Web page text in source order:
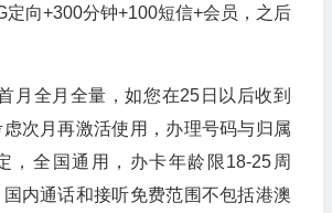
定向+300分钟+100短信+会员，之后
月全月全量，如您在25日以后收到
次月再激活使用，办理号码与归属
，全国通用，办卡年龄限18-25周
内通话和接听免费范围不包括港澳